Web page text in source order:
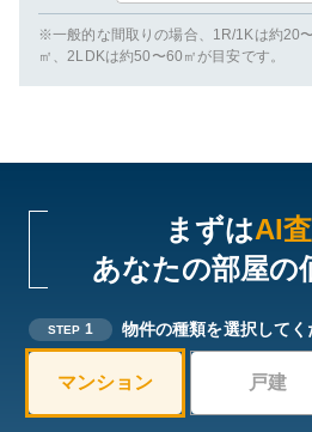
※一般的な間取りの場合、1R/1Kは約20
㎡、2LDKは約50〜60㎡が目安です。
まずはAI
あなたの部屋の
STEP 1 物件の種類を選択してく
マンション 戸建